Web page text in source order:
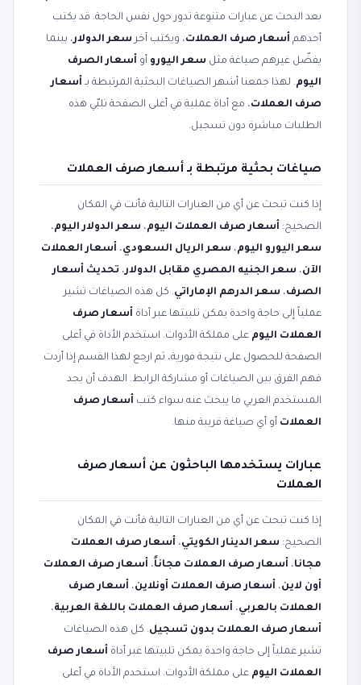
بعد البحث عن عبارات متنوعة تدور حول نفس الحاجة. قد يكتب
أحدهم أسعار صرف العملات، ويكتب آخر سعر الدولار، بينما
يفضّل غيرهم صياغة مثل سعر اليورو أو أسعار الصرف
اليوم. لهذا جمعنا أشهر الصياغات البحثية المرتبطة بـ أسعار
صرف العملات، مع أداة عملية في أعلى الصفحة تلبّي هذه
الطلبات مباشرة دون تسجيل.
صياغات بحثية مرتبطة بـ أسعار صرف العملات
إذا كنت تبحث عن أي من العبارات التالية فأنت في المكان
الصحيح: أسعار صرف العملات اليوم، سعر الدولار اليوم،
سعر اليورو اليوم، سعر الريال السعودي، أسعار العملات
الآن، سعر الجنيه المصري مقابل الدولار، تحديث أسعار
الصرف، سعر الدرهم الإماراتي. كل هذه الصياغات تشير
عملياً إلى حاجة واحدة يمكن تلبيتها عبر أداة أسعار صرف
العملات اليوم على مملكة الأدوات. استخدم الأداة في أعلى
الصفحة للحصول على نتيجة فورية، ثم ارجع لهذا القسم إذا أردت
فهم الفرق بين الصياغات أو مشاركة الرابط. الهدف أن يجد
المستخدم العربي ما يبحث عنه سواء كتب أسعار صرف
العملات أو أي صياغة قريبة منها.
عبارات يستخدمها الباحثون عن أسعار صرف
العملات
إذا كنت تبحث عن أي من العبارات التالية فأنت في المكان
الصحيح: سعر الدينار الكويتي، أسعار صرف العملات
مجانا، أسعار صرف العملات مجاناً، أسعار صرف العملات
أون لاين، أسعار صرف العملات أونلاين، أسعار صرف
العملات بالعربي، أسعار صرف العملات باللغة العربية،
أسعار صرف العملات بدون تسجيل. كل هذه الصياغات
تشير عملياً إلى حاجة واحدة يمكن تلبيتها عبر أداة أسعار صرف
العملات اليوم على مملكة الأدوات. استخدم الأداة في أعلى